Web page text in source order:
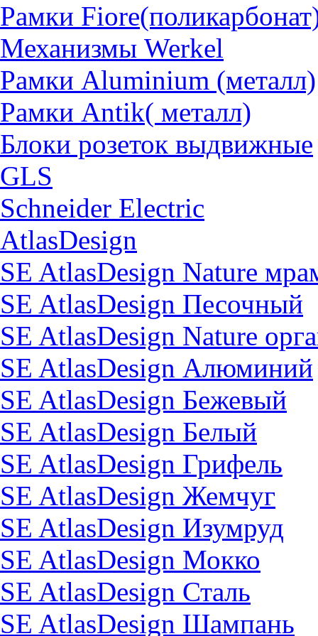
Рамки
Механизмы Werkel
Рамки Aluminium (металл)
Рамки Antik( металл)
Блоки розеток выдвижные
GLS
Schneider Electric
AtlasDesign
SE AtlasDesign Nature
SE AtlasDesign Песочный
SE AtlasDesign Nature
SE AtlasDesign Алюминий
SE AtlasDesign Бежевый
SE AtlasDesign Белый
SE AtlasDesign Грифель
SE AtlasDesign Жемчуг
SE AtlasDesign Изумруд
SE AtlasDesign Мокко
SE AtlasDesign Сталь
SE AtlasDesign Шампань